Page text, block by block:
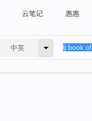
云笔记 惠惠
中英